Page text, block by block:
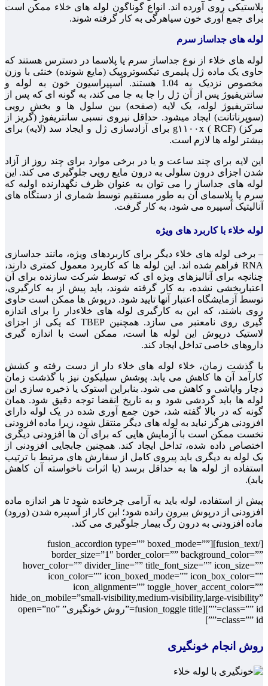
پلاستیکی روی آورده اند. انواع گوناگون لوله های خلاء ممکن است
برای جمع آوری خون سیاهرگی به کار گرفته شوند.
لوله های جداساز سرم
لوله های خلاء از نوع جداساز سرم یا پلاسما در دسترس هستند که
حاوی یک ماده ژل پلیمری تیکسوتروپیک (مایع شونده) خنثی با وزن
مخصوص نزدیک به 1.04 هستند. آسپیراسیون خون به لوله و
سانتریفیوژ پس از آن ژل را جا به جا می کند، به گونه ای که پس از
سانتریفیوژ لوله، یک لایه (صفحه) بین سلول ها و بخش رویی
(سوپرناتانت) ایجاد میشود. حداقل نیروی نسبی سانتریفوژ (گریز از
مرکز) (g۱۱۰۰x ( RCF برای آزادسازی ژل و ایجاد سد (لایه) برای
بیشتر لوله ها لازم است.
این لایه برای چند ساعت و یا در برخی موارد برای چند روز از آزاد
شدن اجزای درون سلولی به درون مایع رویی جلوگیری می کند. این
لوله های جداساز را می توان به عنوان ظرف نگهدارنده اولیه که
سرم یا پلاسمای آن به طور مستقیم توسط شماری از دستگاه های
آنالیتیک آسپیره می شود، به کار گرفت.
لوله خلاء با کاربرد های ویژه
– برخی لوله های خلاء دیگر برای کاربردهای ویژه، مانند جداسازی
RNA فراهم شده اند. این لوله ها که کاربرد معمول کمتری دارند،
چنانچه برای آنالیزهای ویژه ای که توسط شرکت سازنده برای آن
اعتباربخشی نشده، به کار گرفته شوند، باید پیش از به کارگیری،
توسط آزمایشگاه اعتبار آنها تاييد شود. درپوش ها ممکن است حاوی
روی باشند، که این به کارگیری لوله های خلاءدار را برای اندازه
گیری روی نامعتبر می سازد. همچنین TBEP که یکی از اجزای
لاستیک درپوش این لوله ها است، ممکن است با اندازه گیری
داروهای خاصی تداخل ایجاد کند.
با گذشت زمان، خلاء لوله های خلاء دار از دست رفته و کشش
کارآمد آن ها کاهش می یابد. پوشش سیلیکون نیز با گذشت زمان
دچار واپاشی و کاهش می شود. بنابراین استوک یا ذخیره سازی این
لوله ها باید گردشی شود و به تاریخ انقضا توجه دقیق شود. همان
گونه که در بالا گفته شد، خون جمع آوری شده در یک لوله دارای
افزودنی هرگز نباید به لوله های دیگر منتقل شود، زیرا ماده افزودنی
نخست ممکن است با آزمایش هایی که برای آن ها افزودنی دیگری
اختصاص داده شده، تداخل ایجاد کند. همچنین جابجایی افزودنی از
یک لوله به دیگری باید پیروی کامل از سفارش های مرتبط با ترتیب
استفاده از لوله ها به حداقل برسد (یا اثرات ناخواسته آن کاهش
یابد).
پیش از استفاده، لوله باید به آرامی چرخانده شود تا هر اندازه ماده
افزودنی از درپوش بیرون رانده شود؛ این کار از آسپیره شدن (ورود)
ماده افزودنی به درون رگ بیمار جلوگیری می کند.
[/fusion_text][fusion_accordion type=”” boxed_mode=””
border_size=”1″ border_color=”” background_color=””
hover_color=”” divider_line=”” title_font_size=”” icon_size=””
icon_color=”” icon_boxed_mode=”” icon_box_color=””
icon_alignment=”” toggle_hover_accent_color=””
hide_on_mobile=”small-visibility,medium-visibility,large-visibility”
class=”” id=””][fusion_toggle title=”روش خونگیری” open=”no”
class=”” id=””]
روش انجام خونگیری